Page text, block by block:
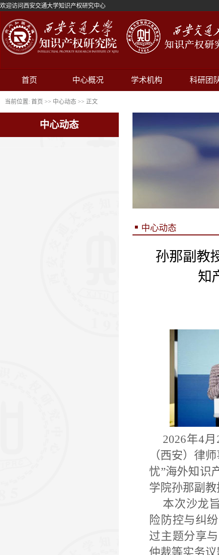
欢迎访问西安交通大学知识产权研究中心
首页 中心概况 学术机构 科研团
当前位置: 首页 >> 中心动态 >> 正文
中心动态
中心动态
孙那副教
知
2026年4
（西安）律
忧”海外知识
学院孙那副
本次沙龙
险防控与纠
过主题分享
仲裁等实务